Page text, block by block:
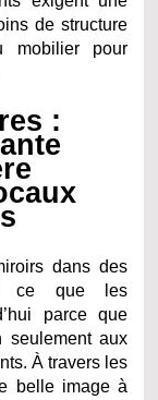
de structure
mobilier pour
:
dans des
ce que les
parce que
aux
À travers les
belle image à